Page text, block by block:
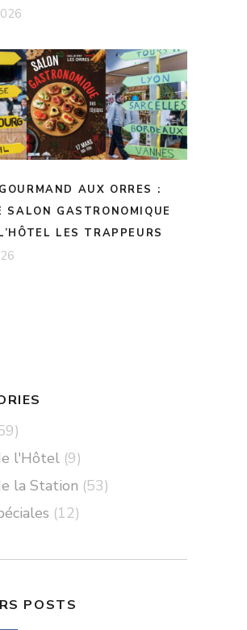
AUX ORRES :
SALON GASTRONOMIQUE
LES TRAPPEURS
l'Hôtel (9)
la Station (53)
(12)
POSTS